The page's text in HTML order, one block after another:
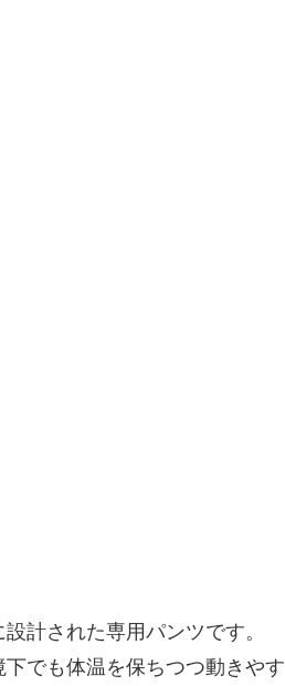
計された専用パンツです。
でも体温を保ちつつ動きやす